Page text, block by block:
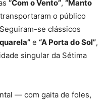
“Com o Vento”, “Manto
transportaram o público
se clássicos
e “A Porta do Sol”,
singular da Sétima
— com gaita de foles,